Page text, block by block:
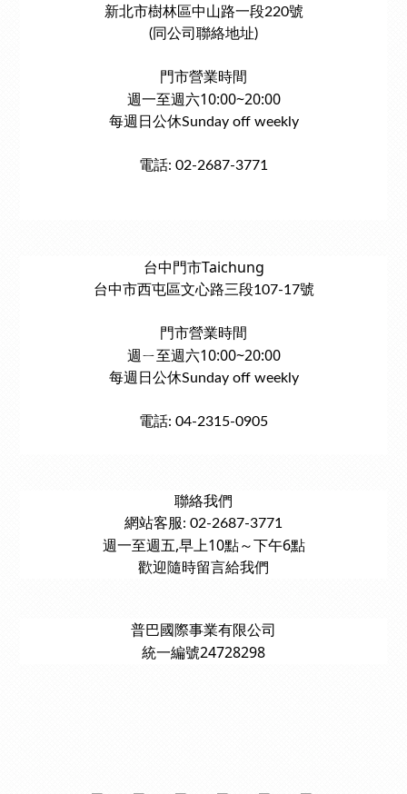
新北市樹林區中山路一段220號
(同公司聯絡地址)
門市營業時間
週一至週六10:00~20:00
每週日公休Sunday off weekly
電話: 02-2687-3771
台中門市Taichung
台中市西屯區文心路三段107-17號
門市營業時間
週ㄧ至週六10:00~20:00
每週日公休Sunday off weekly
電話: 04-2315-0905
聯絡我們
網站客服: 02-2687-3771
週一至週五,早上10點～下午6點
歡迎隨時留言給我們
普巴國際事業有限公司
統一編號24728298